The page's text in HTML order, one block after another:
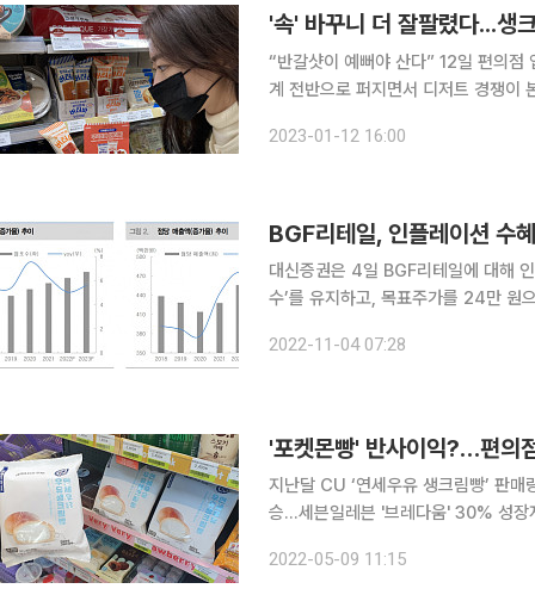
'속' 바꾸니 더 잘팔렸다...생
“반갈샷이 예뻐야 산다” 12일 편의
계 전반으로 퍼지면서 디저트 경쟁이
료로 채워 넣는 등 변주를 거듭하는
2023-01-12 16:00
BGF리테일, 인플레이션 수
대신증권은 4일 BGF리테일에 대해
수’를 유지하고, 목표주가를 24만 원으로 상향조정했다. 유정현
분기 평균 기존점 성장률은 진단키
2022-11-04 07:28
'포켓몬빵' 반사이익?…편의
지난달 CU ‘연세우유 생크림빵’ 판
승…세븐일레븐 '브레다움' 30% 성장
다. 올해 초부터 선풍적 인기를 끌고
2022-05-09 11:15